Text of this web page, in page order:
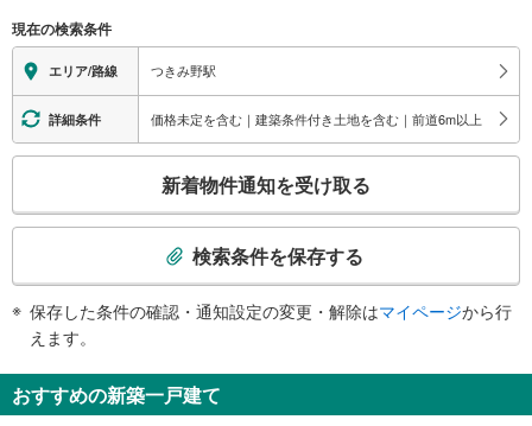
情
報
現在の検索条件
エリア/路線 つきみ野駅
詳細条件 価格未定を含む｜建築条件付き土地を含む｜前道6m以上
検
知
を
新着物件通知を受け取る
検索条件を保存する
保存した条件の確認・通知設定の変更・解除はマイページから行
えます。
おすすめの新築一戸建て